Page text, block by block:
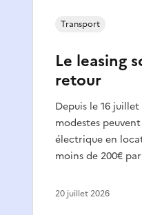
Le leasing
retour
Depuis le 16
modestes
électrique en
moins de 200€
Transport
20 juillet 2026